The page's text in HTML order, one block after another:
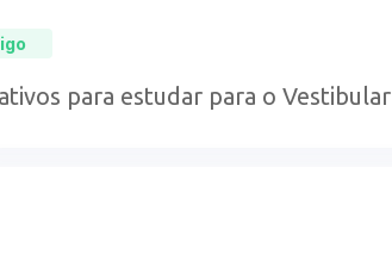
para estudar para o Vestibular